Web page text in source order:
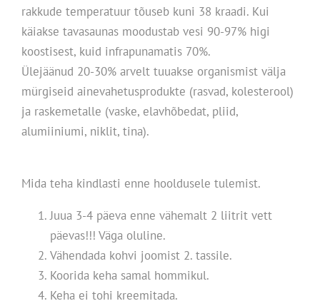
rakkude temperatuur tõuseb kuni 38 kraadi. Kui
käiakse tavasaunas moodustab vesi 90-97% higi
koostisest, kuid infrapunamatis 70%.
Ülejäänud 20-30% arvelt tuuakse organismist välja
mürgiseid ainevahetusprodukte (rasvad, kolesterool)
ja raskemetalle (vaske, elavhõbedat, pliid,
alumiiniumi, niklit, tina).
Mida teha kindlasti enne hooldusele tulemist.
Juua 3-4 päeva enne vähemalt 2 liitrit vett
päevas!!! Väga oluline.
Vähendada kohvi joomist 2. tassile.
Koorida keha samal hommikul.
Keha ei tohi kreemitada.